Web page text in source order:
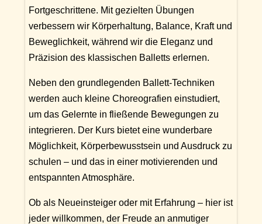
Fortgeschrittene. Mit gezielten Übungen
verbessern wir Körperhaltung, Balance, Kraft und
Beweglichkeit, während wir die Eleganz und
Präzision des klassischen Balletts erlernen.
Neben den grundlegenden Ballett-Techniken
werden auch kleine Choreografien einstudiert,
um das Gelernte in fließende Bewegungen zu
integrieren. Der Kurs bietet eine wunderbare
Möglichkeit, Körperbewusstsein und Ausdruck zu
schulen – und das in einer motivierenden und
entspannten Atmosphäre.
Ob als Neueinsteiger oder mit Erfahrung – hier ist
jeder willkommen, der Freude an anmutiger